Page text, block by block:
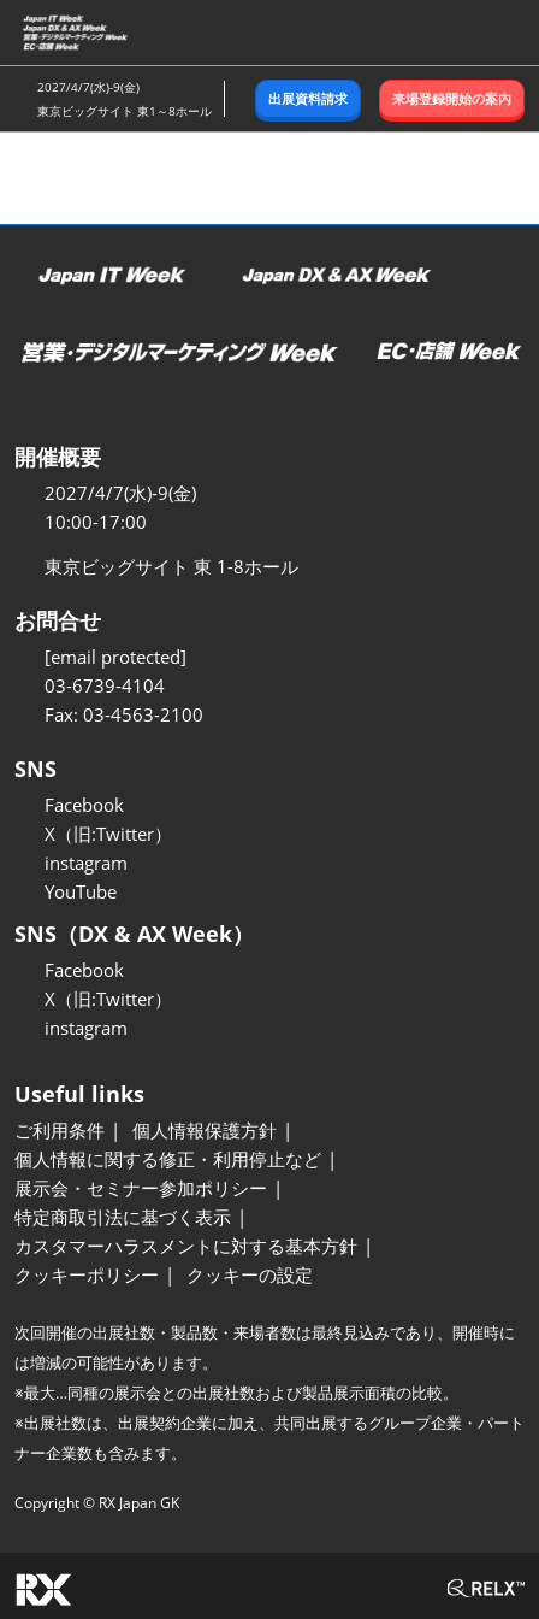
ス
キ
ッ
し
む
2027/4/7(水)-9(金)
東京ビッグサイト 東1～8ホール
出展資料請求 来場登録開始の案内
開催概要
2027/4/7(水)-9(金)
10:00-17:00
東京ビッグサイト 東 1-8ホール
お問合せ
[email protected]
03-6739-4104
Fax: 03-4563-2100
SNS
Facebook
X（旧:Twitter）
instagram
YouTube
SNS（DX & AX Week）
Facebook
X（旧:Twitter）
instagram
Useful links
ご利用条件
個人情報保護方針
個人情報に関する修正・利用停止など
展示会・セミナー参加ポリシー
特定商取引法に基づく表示
カスタマーハラスメントに対する基本方針
クッキーポリシー
クッキーの設定
次回開催の出展社数・製品数・来場者数は最終見込みであり、開催時に
は増減の可能性があります。
※最大…同種の展示会との出展社数および製品展示面積の比較。
※出展社数は、出展契約企業に加え、共同出展するグループ企業・パート
ナー企業数も含みます。
Copyright © RX Japan GK